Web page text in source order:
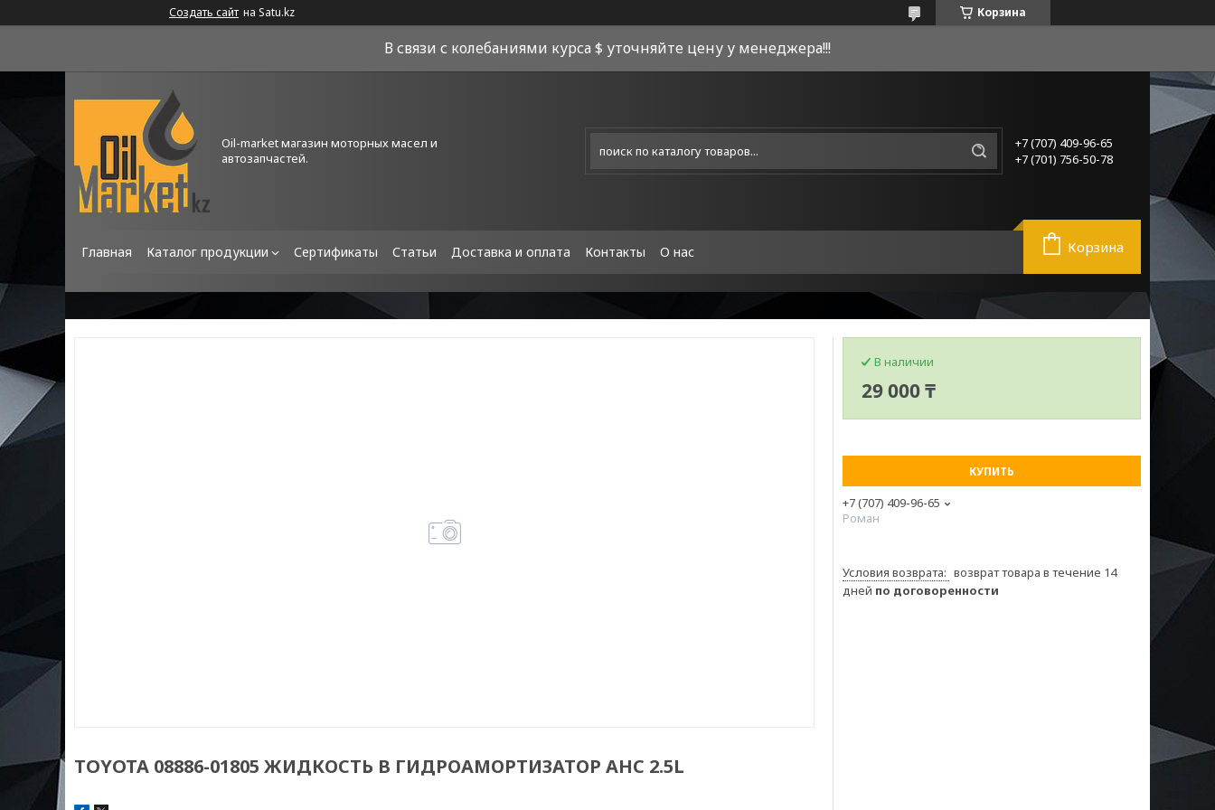
Создать сайт на Satu.kz Корзина
В связи с колебаниями курса $ уточняйте цену у менеджера!!!
Oil-market магазин моторных масел и
автозапчастей.
+7 (707) 409-96-65
+7 (701) 756-50-78
Главная Каталог продукции Сертификаты Статьи Доставка и оплата Контакты О нас Корзина
TOYOTA 08886-01805 ЖИДКОСТЬ В ГИДРОАМОРТИЗАТОР AHC 2.5L
В наличии
29 000 ₸
КУПИТЬ
+7 (707) 409-96-65
Роман
возврат товара в течение 14
дней по договоренности